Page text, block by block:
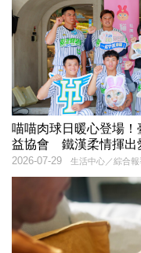
喵喵肉球日暖心登場
益協會 鐵漢柔情揮出
生活中心／綜合報
2026-07-29